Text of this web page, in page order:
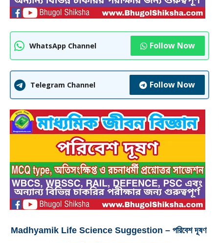
WhatsApp Channel Follow Now
Telegram Channel Follow Now
Madhyamik Life Science Suggestion – পরিবেশ দূষণ